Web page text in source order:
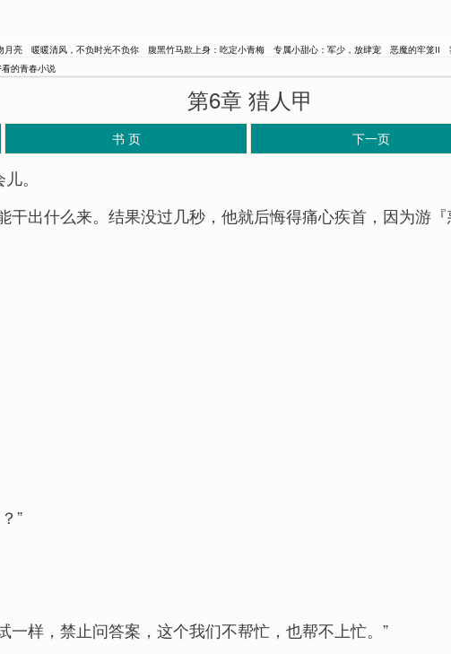
月亮 暖暖清风，不负时光不负你 腹黑竹马欺上身：吃定小青梅 专属小甜心：军少，放肆宠 恶魔的牢笼II
的青春小说
第6章 猎人甲
书 页 下一页
。
出什么来。结果没过几秒，他就后悔得痛心疾首，因为游『
”
一样，禁止问答案，这个我们不帮忙，也帮不上忙。”